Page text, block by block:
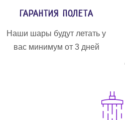
ГАРАНТИЯ ПОЛЕТА
Наши шары будут летать у
вас минимум от 3 дней